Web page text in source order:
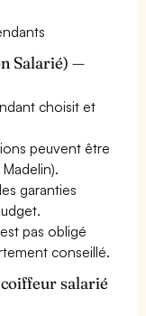
Salarié) —
choisit et
peuvent être
garanties
pas obligé
conseillé.
salarié